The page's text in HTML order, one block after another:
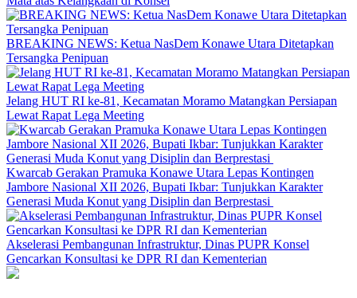
BREAKING NEWS: Ketua NasDem Konawe Utara Ditetapkan
Tersangka Penipuan
‎Jelang HUT RI ke-81, Kecamatan Moramo Matangkan Persiapan
Lewat Rapat Lega Meeting
‎Kwarcab Gerakan Pramuka Konawe Utara Lepas Kontingen
Jambore Nasional XII 2026, Bupati Ikbar: Tunjukkan Karakter
Generasi Muda Konut yang Disiplin dan Berprestasi ‎
Akselerasi Pembangunan Infrastruktur, Dinas PUPR Konsel
Gencarkan Konsultasi ke DPR RI dan Kementerian